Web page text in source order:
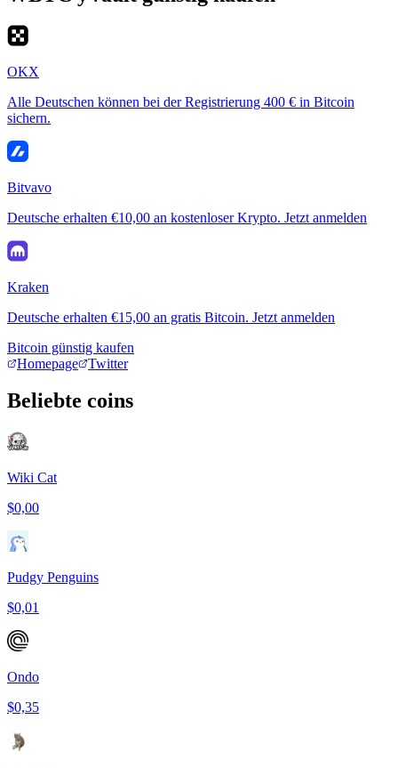
OKX
Alle Deutschen können bei der Registrierung 400 € in Bitcoin
sichern.
Bitvavo
Deutsche erhalten €10,00 an kostenloser Krypto. Jetzt anmelden
Kraken
Deutsche erhalten €15,00 an gratis Bitcoin. Jetzt anmelden
Bitcoin günstig kaufen
Homepage
Twitter
Beliebte coins
Wiki Cat
$0,00
Pudgy Penguins
$0,01
Ondo
$0,35